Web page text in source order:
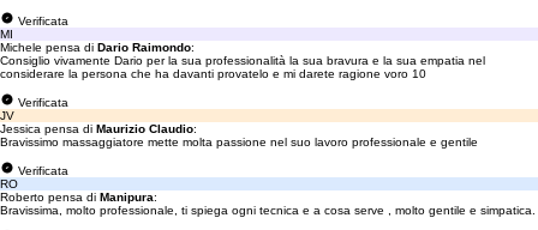
Verificata
MI
Michele pensa di Dario Raimondo:
Consiglio vivamente Dario per la sua professionalità la sua bravura e la sua empatia nel
considerare la persona che ha davanti provatelo e mi darete ragione voro 10
Verificata
JV
Jessica pensa di Maurizio Claudio:
Bravissimo massaggiatore mette molta passione nel suo lavoro professionale e gentile
Verificata
RO
Roberto pensa di Manipura:
Bravissima, molto professionale, ti spiega ogni tecnica e a cosa serve , molto gentile e simpatica.